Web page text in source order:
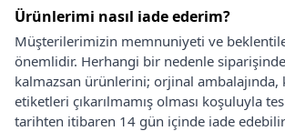
Ürünlerimi nasıl iade ederim?
Müşterilerimizin memnuniyeti ve
önemlidir. Herhangi bir nedenle
kalmazsan ürünlerini; orjinal ambalajında,
etiketleri çıkarılmamış olması koşuluyla
tarihten itibaren 14 gün içinde iade